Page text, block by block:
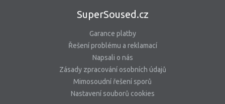
SuperSoused.cz
Garance platby
Řešení problému a reklamací
Napsali o nás
Zásady zpracování osobních údajů
Mimosoudní řešení sporů
Nastavení souborů cookies